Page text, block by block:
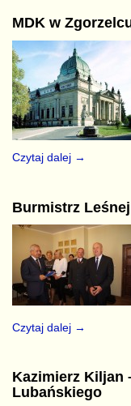
MDK w
Czytaj dalej →
Burmistrz
Czytaj dalej →
Kazimierz Kiljan
Lubańskiego